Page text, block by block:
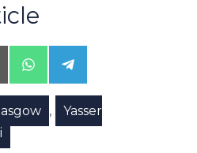
Share
on
WhatsApp
Share
on
Telegram
,
Yasser